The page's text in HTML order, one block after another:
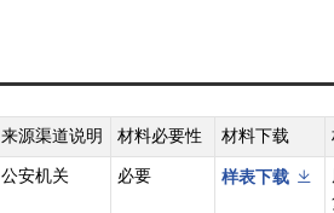
来源渠道说明 材料必要性 材料下载
公安机关 必要 样表下载